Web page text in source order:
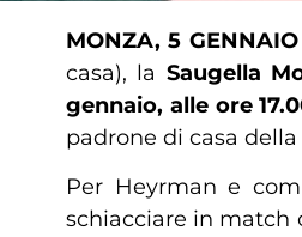
MONZA, 5 GENNAIO
casa), la Saugella
gennaio, alle ore
padrone di casa della
Per Heyrman e
schiacciare in match